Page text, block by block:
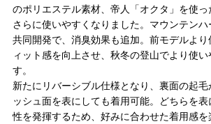
のポリエステル素材、帝人「オクタ」を使っ
さらに使いやすくなりました。マウンテン
共同開発で、消臭効果も追加。前モデルよ
ィット感を向上させ、秋冬の登山でより使い
す。
新たにリバーシブル仕様となり、裏面の起
ッシュ面を表にしても着用可能。どちらを
性を発揮するため、好みに合わせた着用感